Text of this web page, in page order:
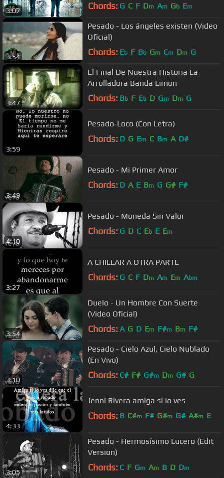
3:07 Chords: G C F Dm Am Gb Em
3:54
Pesado - Los ángeles existen (Video
Oficial)
Chords: Eb F Bb Gm Cm Dm G
3:47
El Final De Nuestra Historia La
Arrolladora Banda Limon
Chords: Bb F Eb D Gm Dm G
3:59
Pesado-Loco (Con Letra)
Chords: D G Em C Bm A D#
3:49
Pesado - Mi Primer Amor
Chords: D A E Bm G G# F#
4:10
Pesado - Moneda Sin Valor
Chords: G D C Eb E Em
3:27
A CHILLAR A OTRA PARTE
Chords: G C F Dm Am Em Abm
3:54
Duelo - Un Hombre Con Suerte
(Video Oficial)
Chords: A G D Em F#m Bm F#
3:10
Pesado - Cielo Azul, Cielo Nublado
(En Vivo)
Chords: C# F# G#m Dm G# G
4:33
Jenni Rivera amiga si lo ves
Chords: B C#m F# G#m G# A#m E
3:05
Pesado - Hermosísimo Lucero (Edit
Version)
Chords: C F Gm Am B D Dm